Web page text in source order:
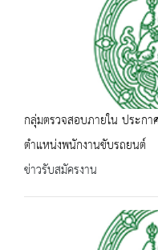
กลุ่มตรวจสอบภายใน ประกา
ตำแหน่งพนักงานขับรถยนต์
ข่าวรับสมัครงาน